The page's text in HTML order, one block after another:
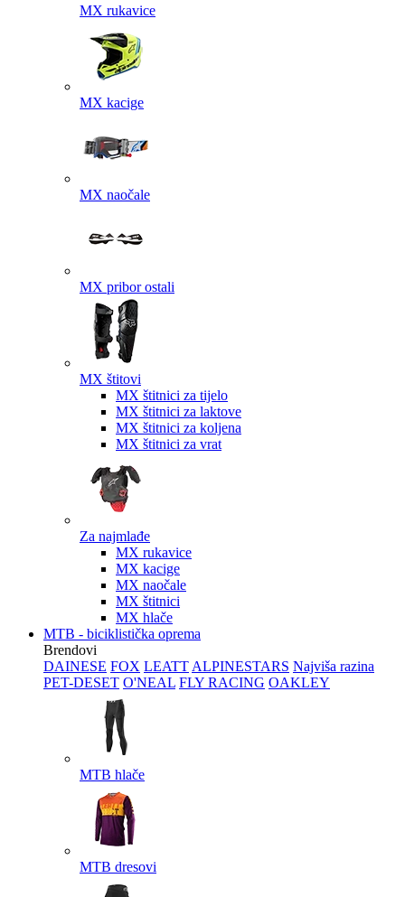
MX rukavice
MX kacige
MX naočale
MX pribor ostali
MX štitovi
MX štitnici za tijelo
MX štitnici za laktove
MX štitnici za koljena
MX štitnici za vrat
Za najmlađe
MX rukavice
MX kacige
MX naočale
MX štitnici
MX hlače
MTB - biciklistička oprema
Brendovi
DAINESE FOX LEATT ALPINESTARS Najviša razina
PET-DESET O'NEAL FLY RACING OAKLEY
MTB hlače
MTB dresovi